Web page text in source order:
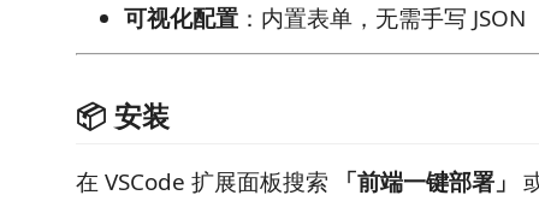
可视化配置 ：内置表单，无需手写 JSON
📦 安装
在 VSCode 扩展面板搜索 「前端一键部署」